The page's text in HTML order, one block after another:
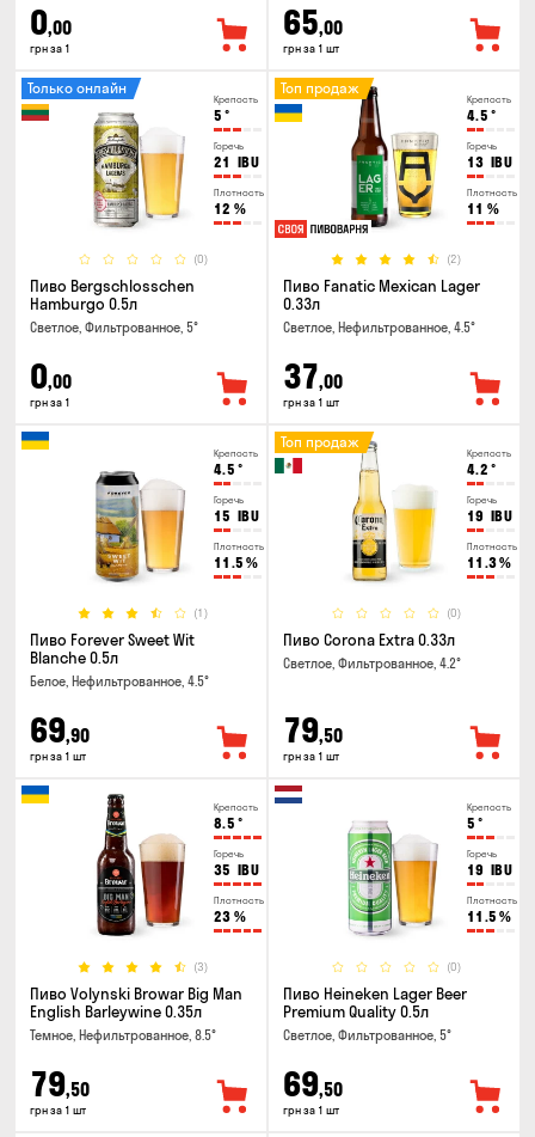
0,00
грн за 1
65,00
грн за 1 шт
Крепость
5 °
Горечь
21 IBU
Плотность
12 %
(0)
Только онлайн
Пиво Bergschlosschen
Hamburgo 0.5л
Светлое, Фильтрованное, 5°
0,00
грн за 1
Крепость
4.5 °
Горечь
13 IBU
Плотность
11 %
(2)
Топ продаж
Пиво Fanatic Mexican Lager
0.33л
Светлое, Нефильтрованное, 4.5°
37,00
грн за 1 шт
Крепость
4.5 °
Горечь
15 IBU
Плотность
11.5 %
(1)
Пиво Forever Sweet Wit
Blanche 0.5л
Белое, Нефильтрованное, 4.5°
69,90
грн за 1 шт
Крепость
4.2 °
Горечь
19 IBU
Плотность
11.3%
(0)
Топ продаж
Пиво Corona Extra 0.33л
Светлое, Фильтрованное, 4.2°
79,50
грн за 1 шт
Крепость
8.5 °
Горечь
35 IBU
Плотность
23 %
(3)
Пиво Volynski Browar Big Man
English Barleywine 0.35л
Темное, Нефильтрованное, 8.5°
79,50
грн за 1 шт
Крепость
5 °
Горечь
19 IBU
Плотность
11.5 %
(0)
Пиво Heineken Lager Beer
Premium Quality 0.5л
Светлое, Фильтрованное, 5°
69,50
грн за 1 шт